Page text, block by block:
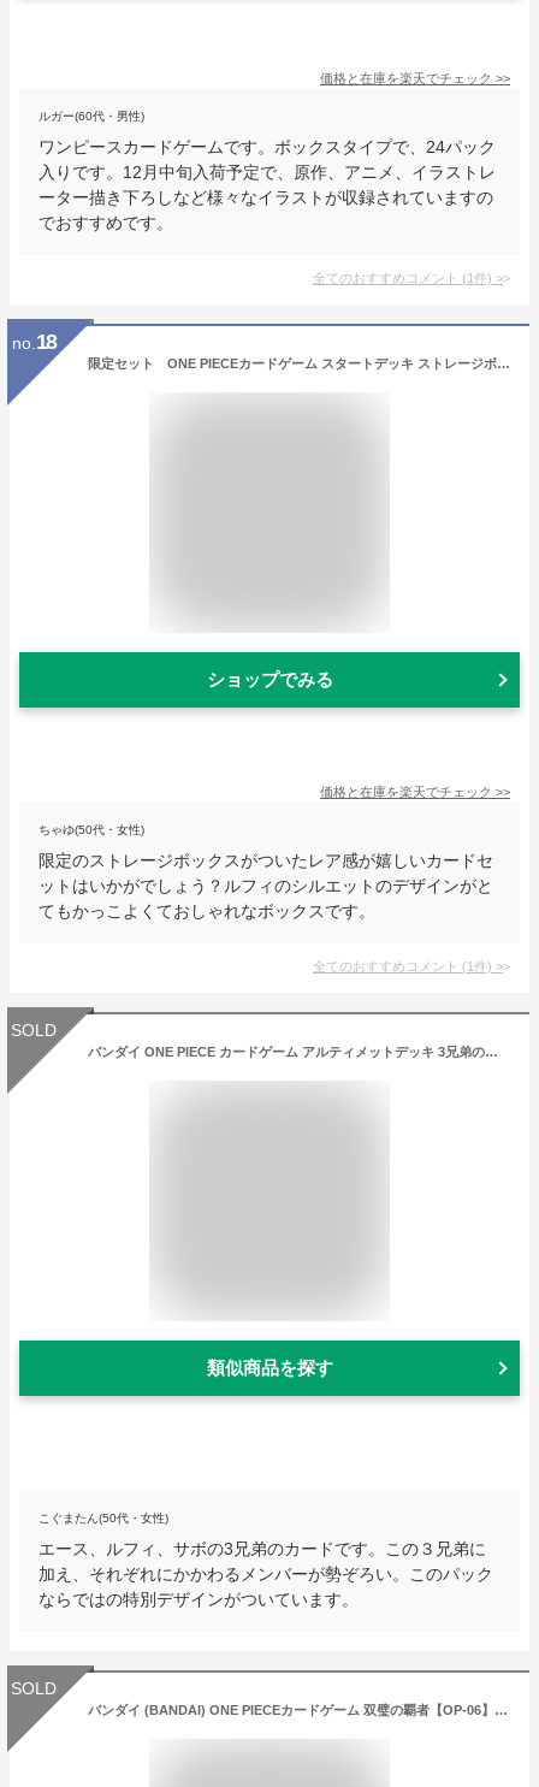
価格と在庫を楽天でチェック >>
ルガー(60代・男性)
ワンピースカードゲームです。ボックスタイプで、24パック
入りです。12月中旬入荷予定で、原作、アニメ、イラストレ
ーター描き下ろしなど様々なイラストが収録されていますの
でおすすめです。
全てのおすすめコメント (1件) >
no. 18
限定セット ONE PIECEカードゲーム スタートデッキ ストレージボックスセット
ショップでみる
価格と在庫を楽天でチェック >>
ちゃゆ(50代・女性)
限定のストレージボックスがついたレア感が嬉しいカードセ
ットはいかがでしょう？ルフィのシルエットのデザインがと
てもかっこよくておしゃれなボックスです。
全てのおすすめコメント (1件) >
SOLD
バンダイ ONE PIECE カードゲーム アルティメットデッキ 3兄弟の絆 (ST-13)（ZC124350）
類似商品を探す
こぐまたん(50代・女性)
エース、ルフィ、サボの3兄弟のカードです。この３兄弟に
加え、それぞれにかかわるメンバーが勢ぞろい。このパック
ならではの特別デザインがついています。
SOLD
バンダイ (BANDAI) ONE PIECEカードゲーム 双璧の覇者【OP-06】(BOX)24パック入